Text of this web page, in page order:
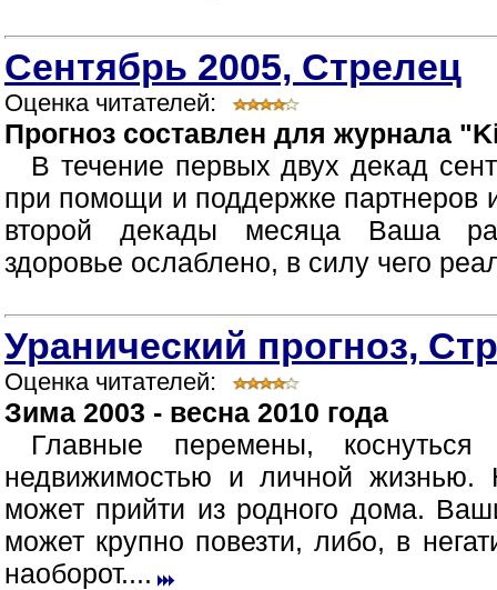
Сентябрь 2005, Стрелец
Оценка читателей:
Прогноз составлен для журнала
В течение первых двух декад
при помощи и поддержке
второй декады месяца Ваша
здоровье ослаблено, в силу чего
Уранический прогноз,
Оценка читателей:
Зима 2003 - весна 2010 года
Главные перемены,
недвижимостью и личной жизнью.
может прийти из родного дома.
может крупно повезти, либо, в
наоборот....